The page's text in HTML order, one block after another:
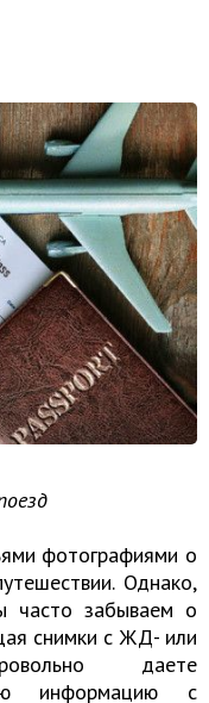
фотографиями о
Однако,
часто забываем о
снимки с ЖД- или
даете
информацию с